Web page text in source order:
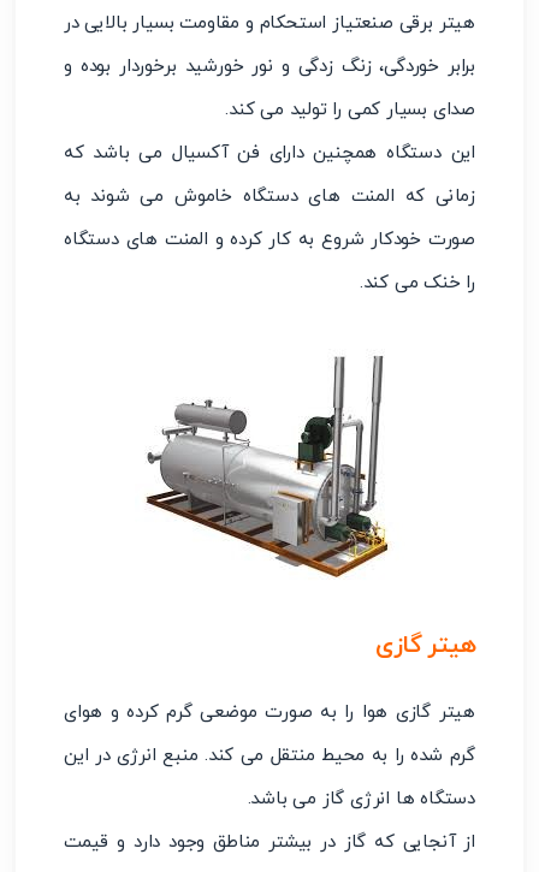
هیتر برقی صنعتیاز استحکام و مقاومت بسیار بالایی در
برابر خوردگی، زنگ زدگی و نور خورشید برخوردار بوده و
صدای بسیار کمی را تولید می کند.
این دستگاه همچنین دارای فن آکسیال می باشد که
زمانی که المنت های دستگاه خاموش می شوند به
صورت خودکار شروع به کار کرده و المنت های دستگاه
را خنک می کند.
هیتر گازی
هیتر گازی هوا را به صورت موضعی گرم کرده و هوای
گرم شده را به محیط منتقل می کند. منبع انرژی در این
دستگاه ها انرژی گاز می باشد.
از آنجایی که گاز در بیشتر مناطق وجود دارد و قیمت